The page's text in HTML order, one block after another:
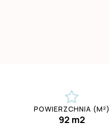
POWIERZCHNIA (M²)
92 m2